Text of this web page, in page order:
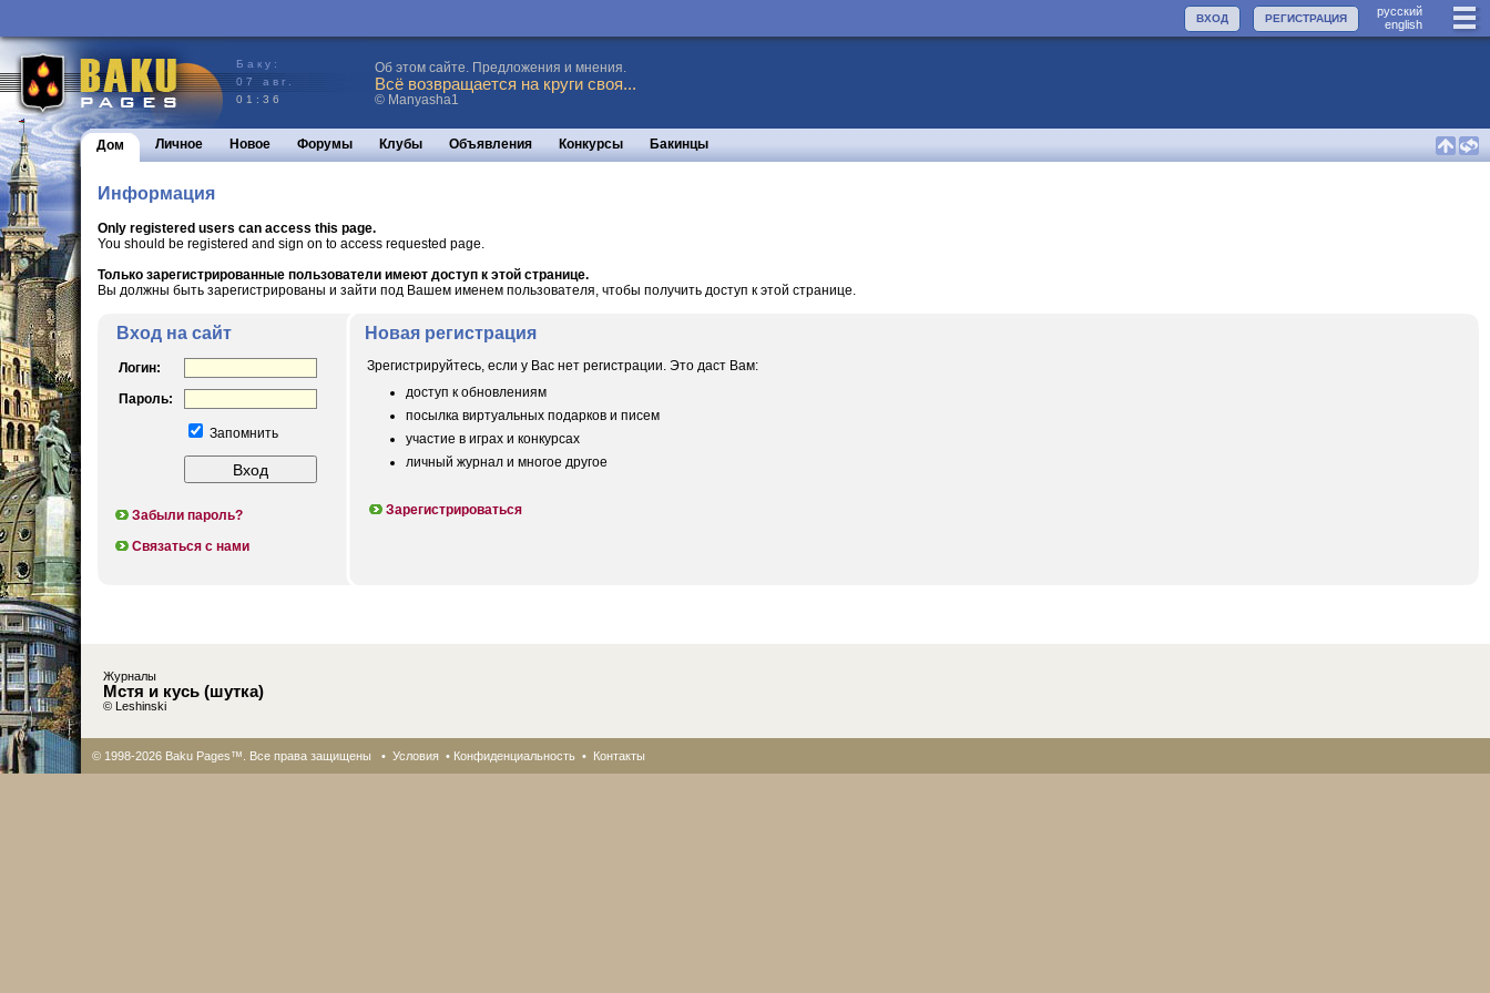
руccкий
english
РЕГИСТРАЦИЯ
ВХОД
Баку:
07 авг.
01:36
Об этом сайте. Предложения и мнения.
Всё возвращается на круги своя...
© Manyasha1
Дом Личное Новое Форумы Клубы Объявления Конкурсы Бакинцы
Информация
Only registered users can access this page.
You should be registered and sign on to access requested page.
Только зарегистрированные пользователи имеют доступ к этой странице.
Вы должны быть зарегистрированы и зайти под Вашем именем пользователя, чтобы получить доступ к этой странице.
Вход на сайт
Логин:
Пароль:
Запомнить
Забыли пароль?
Связаться с нами
Новая регистрация
Зрегистрируйтесь, если у Вас нет регистрации. Это даст Вам:
доступ к обновлениям
посылка виртуальных подарков и писем
участие в играх и конкурсах
личный журнал и многое другое
Зарегистрироваться
Журналы
Мстя и кусь (шутка)
© Leshinski
© 1998-2026 Baku Pages™. Все права защищены • Условия • Конфиденциальность • Контакты